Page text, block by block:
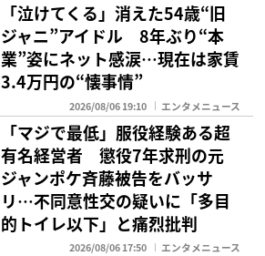
「泣けてくる」消えた54歳“旧
ジャニ”アイドル 8年ぶり“本
業”姿にネット感涙…現在は家賃
3.4万円の“懐事情”
2026/08/06 19:10 エンタメニュース
「マジで最低」服役経験ある超
有名経営者 懲役7年求刑の元
ジャンポケ斉藤被告をバッサ
リ…不同意性交の疑いに「多目
的トイレ以下」と痛烈批判
2026/08/06 17:50 エンタメニュース